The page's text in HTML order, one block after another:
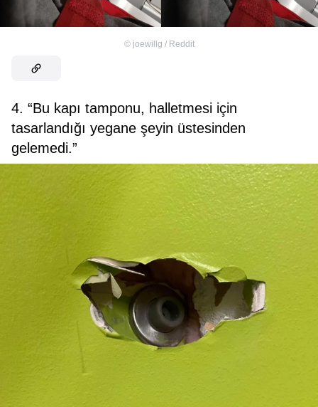
© joewillg / Reddit
4. “Bu kapı tamponu, halletmesi için
tasarlandığı yegane şeyin üstesinden
gelemedi.”